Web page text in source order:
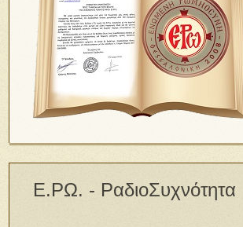
Ε.ΡΩ. - ΡαδιοΣυχνότητα